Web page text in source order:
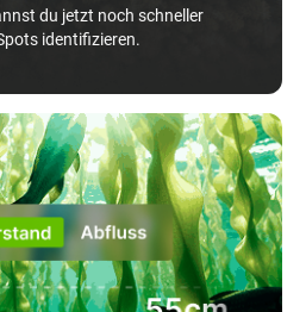
du jetzt noch schneller
identifizieren.